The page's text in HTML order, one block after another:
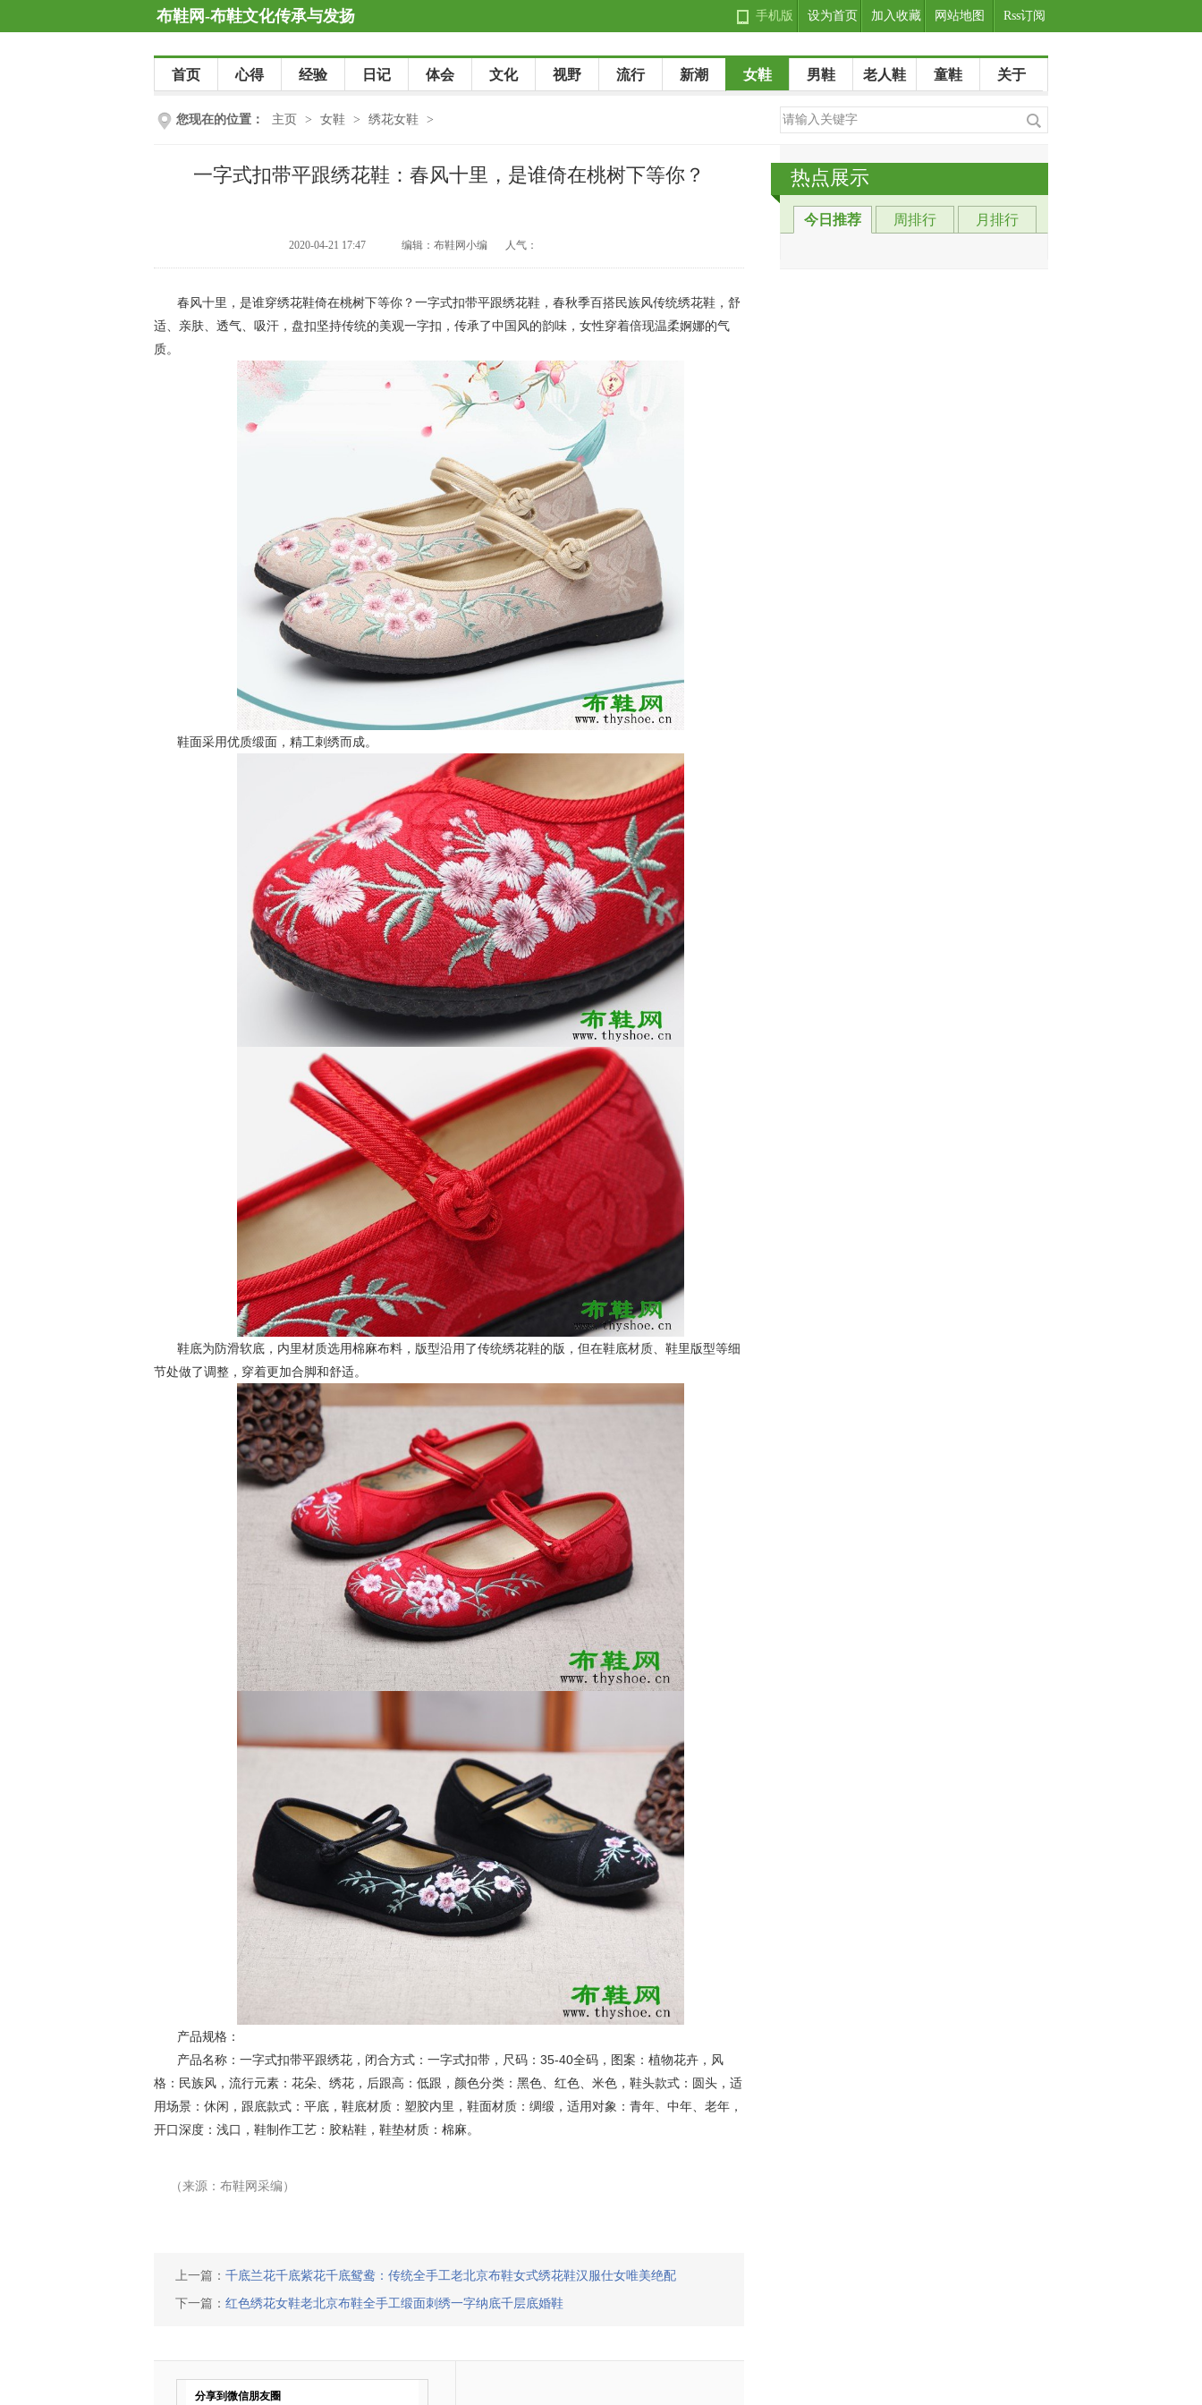
布鞋网-布鞋文化传承与发扬 Rss订阅
网站地图
加入收藏
设为首页
手机版
首页 心得 经验 日记 体会 文化 视野 流行 新潮 女鞋 男鞋 老人鞋 童鞋 关于
您现在的位置： 主页 > 女鞋 > 绣花女鞋 >
一字式扣带平跟绣花鞋：春风十里，是谁倚在桃树下等你？
2020-04-21 17:47 编辑：布鞋网小编 人气：
春风十里，是谁穿绣花鞋倚在桃树下等你？一字式扣带平跟绣花鞋，春秋季百搭民族风传统绣花鞋，舒
适、亲肤、透气、吸汗，盘扣坚持传统的美观一字扣，传承了中国风的韵味，女性穿着倍现温柔婀娜的气
质。
鞋面采用优质缎面，精工刺绣而成。
鞋底为防滑软底，内里材质选用棉麻布料，版型沿用了传统绣花鞋的版，但在鞋底材质、鞋里版型等细
节处做了调整，穿着更加合脚和舒适。
产品规格：
产品名称：一字式扣带平跟绣花，闭合方式：一字式扣带，尺码：35-40全码，图案：植物花卉，风
格：民族风，流行元素：花朵、绣花，后跟高：低跟，颜色分类：黑色、红色、米色，鞋头款式：圆头，适
用场景：休闲，跟底款式：平底，鞋底材质：塑胶内里，鞋面材质：绸缎，适用对象：青年、中年、老年，
开口深度：浅口，鞋制作工艺：胶粘鞋，鞋垫材质：棉麻。
（来源：布鞋网采编）
上一篇： 千底兰花千底紫花千底鸳鸯：传统全手工老北京布鞋女式绣花鞋汉服仕女唯美绝配
下一篇： 红色绣花女鞋老北京布鞋全手工缎面刺绣一字纳底千层底婚鞋
热点展示
今日推荐 周排行 月排行